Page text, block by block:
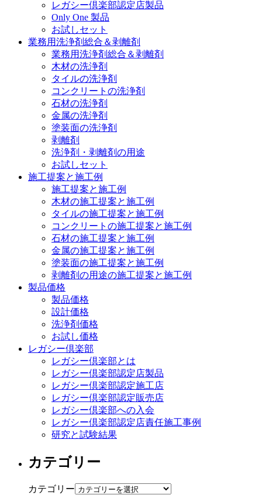
レガシー倶楽部認定店製品
Only One 製品
お試しセット
業務用洗浄剤総合＆剥離剤
業務用洗浄剤総合＆剥離剤
木材の洗浄剤
タイルの洗浄剤
コンクリートの洗浄剤
石材の洗浄剤
金属の洗浄剤
塗装面の洗浄剤
剥離剤
洗浄剤・剥離剤の用途
お試しセット
施工提案と施工例
施工提案と施工例
木材の施工提案と施工例
タイルの施工提案と施工例
コンクリートの施工提案と施工例
石材の施工提案と施工例
金属の施工提案と施工例
塗装面の施工提案と施工例
剥離剤の用途の施工提案と施工例
製品価格
製品価格
設計価格
洗浄剤価格
お試し価格
レガシー倶楽部
レガシー倶楽部とは
レガシー倶楽部認定店製品
レガシー倶楽部認定施工店
レガシー倶楽部認定販売店
レガシー倶楽部への入会
レガシー倶楽部認定店責任施工事例
研究と試験結果
カテゴリー
カテゴリー